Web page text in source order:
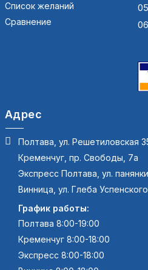
Список желаний
Сравнение
Адрес
Полтава, ул. Решетиловская
Кременчуг, пр. Свободы, 7а
Экспресс Полтава, ул.
Винница, ул. Глеба Успенского
График работы:
Полтава 8:00-19:00
Кременчуг 8:00-18:00
Экспресс 8:00-18:00